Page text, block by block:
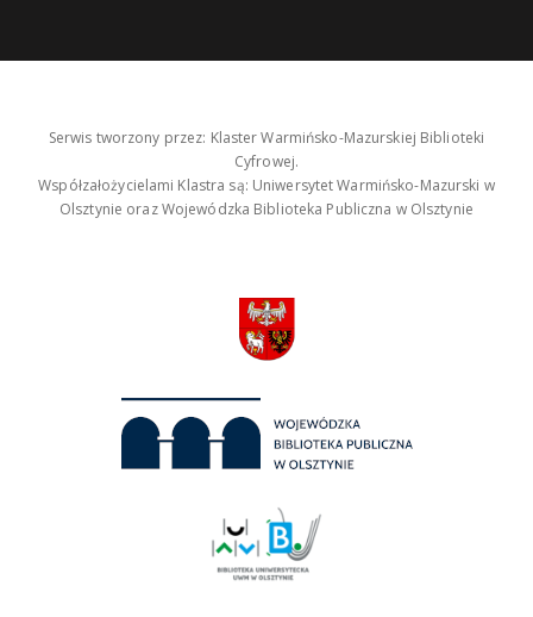
Serwis tworzony przez: Klaster Warmińsko-Mazurskiej Biblioteki
Cyfrowej.
Współzałożycielami Klastra są: Uniwersytet Warmińsko-Mazurski w
Olsztynie oraz Wojewódzka Biblioteka Publiczna w Olsztynie